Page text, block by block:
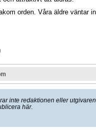
orden. Våra äldre väntar
inte redaktionen eller
här.